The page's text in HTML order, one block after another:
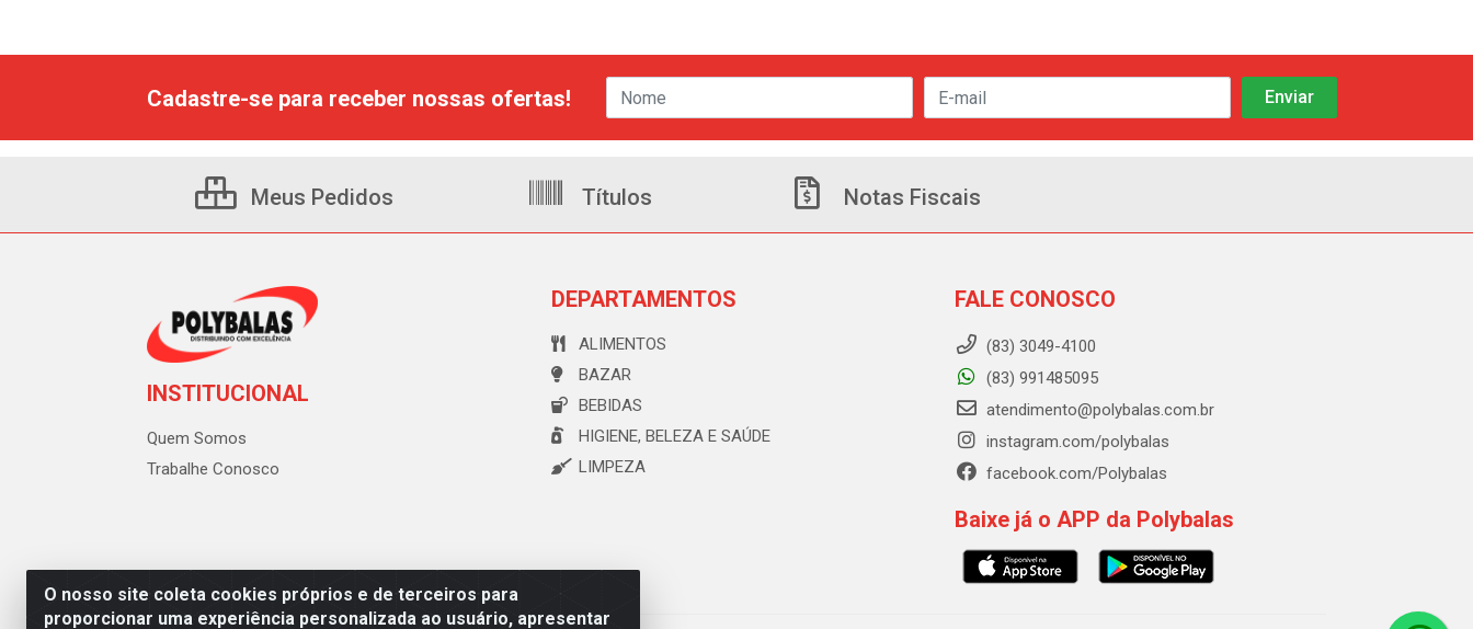
O nosso site coleta cookies próprios e de terceiros para
proporcionar uma experiência personalizada ao usuário, apresentar
Cadastre-se para receber nossas ofertas!
Meus Pedidos Títulos Notas Fiscais
INSTITUCIONAL
Quem Somos
Trabalhe Conosco
DEPARTAMENTOS
ALIMENTOS
BAZAR
BEBIDAS
HIGIENE, BELEZA E SAÚDE
LIMPEZA
FALE CONOSCO
(83) 3049-4100
(83) 991485095
atendimento@polybalas.com.br
instagram.com/polybalas
facebook.com/Polybalas
Baixe já o APP da Polybalas